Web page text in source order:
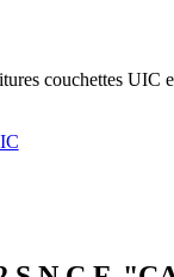
couchettes UIC